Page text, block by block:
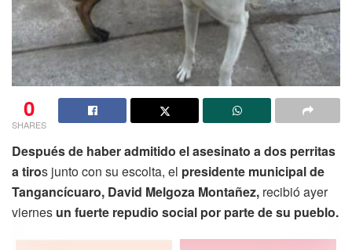
0
SHARES
Después de haber admitido el asesinato a dos perritas
a tiros junto con su escolta, el presidente municipal de
Tangancícuaro, David Melgoza Montañez, recibió ayer
viernes un fuerte repudio social por parte de su pueblo.